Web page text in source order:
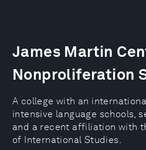
James Martin
Nonproliferation
A college with an
intensive language schools,
and a recent affiliation with
of International Studies.